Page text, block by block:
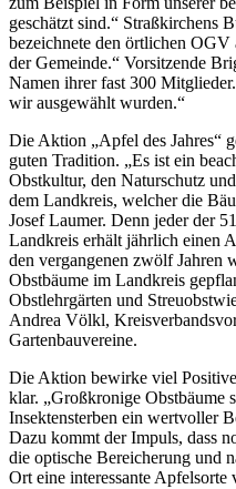
geschätzt sind.“ Straßkirchens
bezeichnete den örtlichen OGV
der Gemeinde.“ Vorsitzende
Namen ihrer fast 300
wir ausgewählt wurden.“
Die Aktion „Apfel des Jahres“
guten Tradition. „Es ist ein
Obstkultur, den Naturschutz
dem Landkreis, welcher die
Josef Laumer. Denn jeder der
Landkreis erhält jährlich einen
den vergangenen zwölf Jahren
Obstbäume im Landkreis
Obstlehrgärten und
Andrea Völkl,
Gartenbauvereine.
Die Aktion bewirke viel
klar. „Großkronige Obstbäume
Insektensterben ein wertvoller
Dazu kommt der Impuls, dass
die optische Bereicherung und
Ort eine interessante Apfelsorte